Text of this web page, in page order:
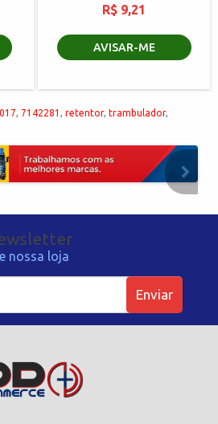
R$ 9,21
AVISAR-ME
, 7142281 , retentor, trambulador,
nossa loja
Enviar